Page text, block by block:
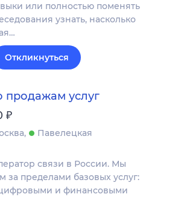
или полностью поменять
узнать, насколько
Откликнуться
продажам услуг
₽
Павелецкая
связи в России. Мы
за пределами базовых услуг:
и финансовыми